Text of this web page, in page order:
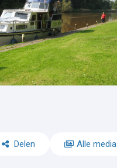
Delen Alle media